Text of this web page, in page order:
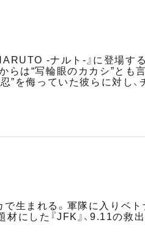
-ナルト-』に登場する
らは“写輪眼のカカシ”とも
忍”を侮っていた彼らに対
生まれる。軍隊に入りベ
にした『JFK』、9.11の救